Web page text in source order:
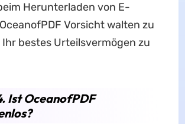
Herunterladen von E-
Vorsicht walten zu
Ihr bestes Urteilsvermögen zu
Ist OceanofPDF